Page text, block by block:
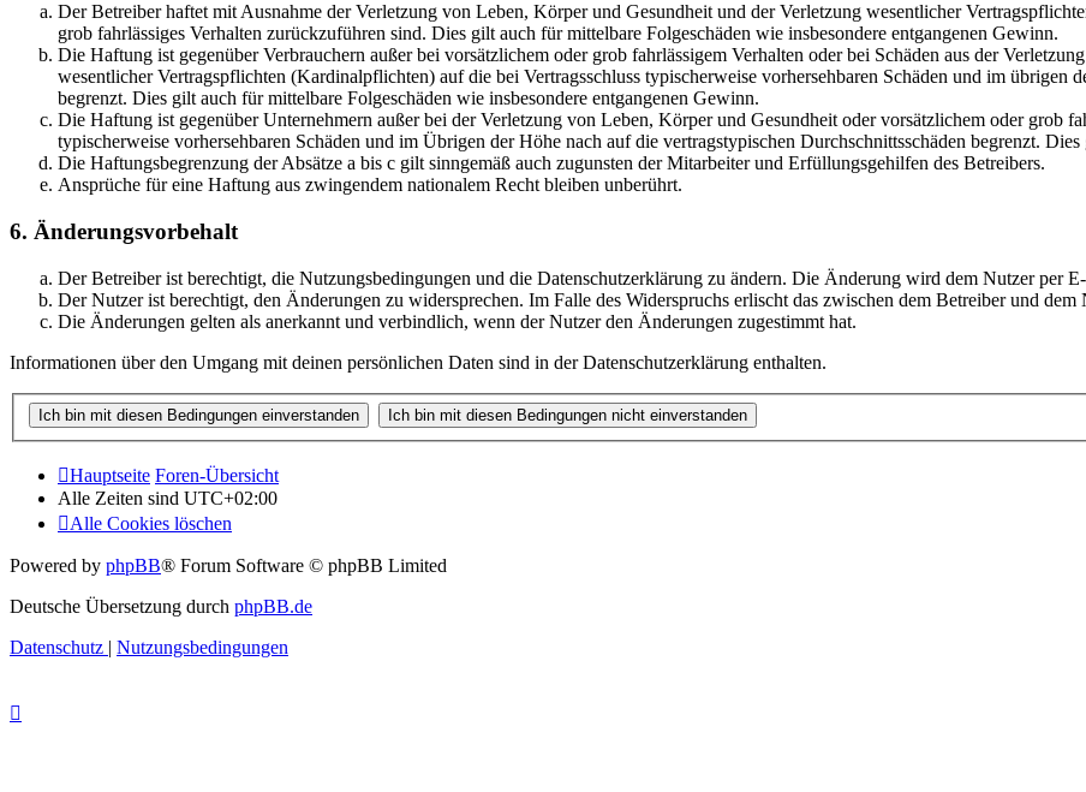
Der Betreiber haftet mit Ausnahme der Verletzung von Leben, Körper und Gesundheit und der Verletzung wesentlicher
grob fahrlässiges Verhalten zurückzuführen sind. Dies gilt auch für mittelbare Folgeschäden wie insbesondere entgangenen Gewinn.
Die Haftung ist gegenüber Verbrauchern außer bei vorsätzlichem oder grob fahrlässigem Verhalten oder bei Schäden aus der
wesentlicher Vertragspflichten (Kardinalpflichten) auf die bei Vertragsschluss typischerweise vorhersehbaren Schäden und im übrigen
begrenzt. Dies gilt auch für mittelbare Folgeschäden wie insbesondere entgangenen Gewinn.
Die Haftung ist gegenüber Unternehmern außer bei der Verletzung von Leben, Körper und Gesundheit oder vorsätzlichem oder grob
typischerweise vorhersehbaren Schäden und im Übrigen der Höhe nach auf die vertragstypischen Durchschnittsschäden begrenzt.
Die Haftungsbegrenzung der Absätze a bis c gilt sinngemäß auch zugunsten der Mitarbeiter und Erfüllungsgehilfen des Betreibers.
Ansprüche für eine Haftung aus zwingendem nationalem Recht bleiben unberührt.
6. Änderungsvorbehalt
Der Betreiber ist berechtigt, die Nutzungsbedingungen und die Datenschutzerklärung zu ändern. Die Änderung wird dem Nutzer per
Der Nutzer ist berechtigt, den Änderungen zu widersprechen. Im Falle des Widerspruchs erlischt das zwischen dem Betreiber und
Die Änderungen gelten als anerkannt und verbindlich, wenn der Nutzer den Änderungen zugestimmt hat.
Informationen über den Umgang mit deinen persönlichen Daten sind in der Datenschutzerklärung enthalten.
Hauptseite Foren-Übersicht
Alle Zeiten sind UTC+02:00
Alle Cookies löschen
Powered by phpBB® Forum Software © phpBB Limited
Deutsche Übersetzung durch phpBB.de
Datenschutz | Nutzungsbedingungen